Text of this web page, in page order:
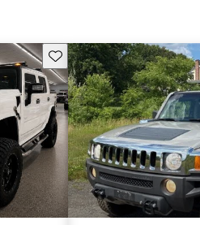
Guarda este Aviso